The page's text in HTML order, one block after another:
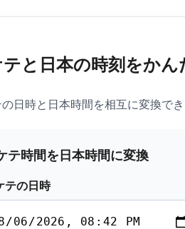
と日本の時刻をかん
日時と日本時間を相互に変換で
テ時間を日本時間に変換
テの日時